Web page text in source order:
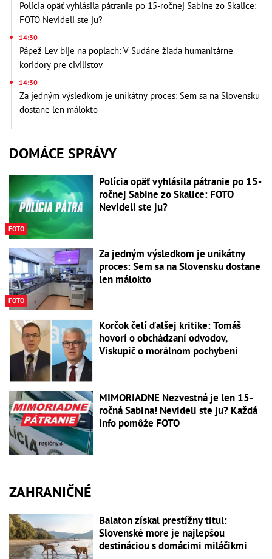
Polícia opäť vyhlásila pátranie po 15-ročnej Sabine zo Skalice:
FOTO Nevideli ste ju?
14:30
Pápež Lev bije na poplach: V Sudáne žiada humanitárne
koridory pre civilistov
14:30
Za jedným výsledkom je unikátny proces: Sem sa na Slovensku
dostane len málokto
DOMÁCE SPRÁVY
FOTO
Polícia opäť vyhlásila pátranie po 15-
ročnej Sabine zo Skalice: FOTO
Nevideli ste ju?
FOTO
Za jedným výsledkom je unikátny
proces: Sem sa na Slovensku dostane
len málokto
Korčok čelí ďalšej kritike: Tomáš
hovorí o obchádzaní odvodov,
Viskupič o morálnom pochybení
MIMORIADNE Nezvestná je len 15-
ročná Sabina! Nevideli ste ju? Každá
info pomôže FOTO
ZAHRANIČNÉ
Balaton získal prestížny titul:
Slovenské more je najlepšou
destináciou s domácimi miláčikmi